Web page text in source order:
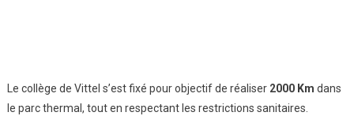
Le collège de Vittel s’est fixé pour objectif de réaliser 2000 Km dans
le parc thermal, tout en respectant les restrictions sanitaires.